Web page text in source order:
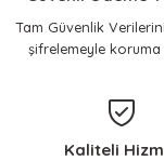
Çok memnunum,
çocuklarıma
Köpek Kapısı M 2 Yollu
Tam Güvenlik
şifrelemeyle koruma
Kaliteli